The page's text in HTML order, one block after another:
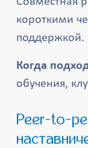
короткими
поддержкой.
Когда
обучения,
Peer-to-peer встреча (взаимное